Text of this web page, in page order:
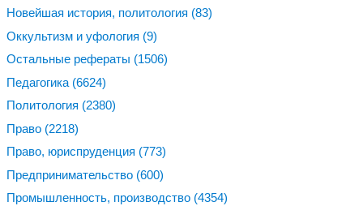
Новейшая история, политология (83)
Оккультизм и уфология (9)
Остальные рефераты (1506)
Педагогика (6624)
Политология (2380)
Право (2218)
Право, юриспруденция (773)
Предпринимательство (600)
Промышленность, производство (4354)